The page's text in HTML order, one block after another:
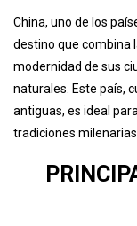
China, uno de los
destino que combina
modernidad de sus
naturales. Este país,
antiguas, es ideal
tradiciones